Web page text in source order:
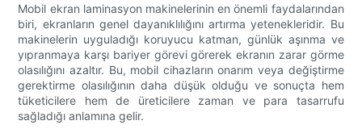
Mobil ekran laminasyon makinelerinin en önemli faydalarından
biri, ekranların genel dayanıklılığını artırma yetenekleridir. Bu
makinelerin uyguladığı koruyucu katman, günlük aşınma ve
yıpranmaya karşı bariyer görevi görerek ekranın zarar görme
olasılığını azaltır. Bu, mobil cihazların onarım veya değiştirme
gerektirme olasılığının daha düşük olduğu ve sonuçta hem
tüketicilere hem de üreticilere zaman ve para tasarrufu
sağladığı anlamına gelir.